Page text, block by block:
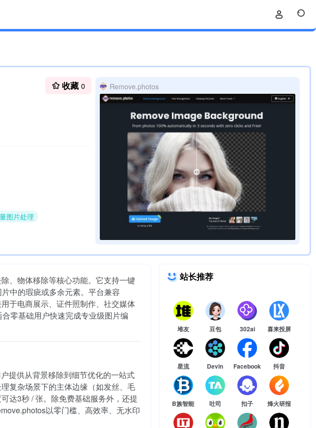
收藏 0
图片处理
Remove.photos
、物体移除等核心功能。它支持一键
中的瑕疵或多余元素。平台兼容
于电商展示、证件照制作、社交媒体
零基础用户快速完成专业级图片编
提供从背景移除到细节优化的一站式
复杂场景下的主体边缘（如发丝、毛
达3秒 / 张。除免费基础服务外，还提
以零门槛、高效率、无水印
站长推荐
堆友 豆包 302ai 喜来投屏
星流 Devin Facebook 抖音
B族智能 吐司 扣子 烽火研报